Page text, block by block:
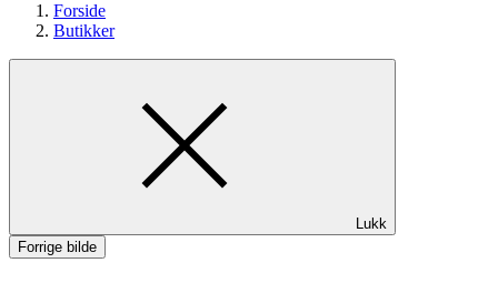
Mat og drikke
Tilbud
Forside
Butikker
Lukk
Forrige bilde